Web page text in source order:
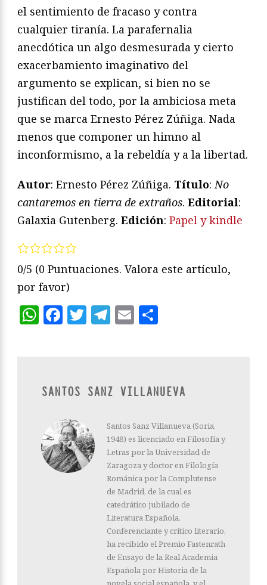
el sentimiento de fracaso y contra
cualquier tiranía. La parafernalia
anecdótica un algo desmesurada y cierto
exacerbamiento imaginativo del
argumento se explican, si bien no se
justifican del todo, por la ambiciosa meta
que se marca Ernesto Pérez Zúñiga. Nada
menos que componer un himno al
inconformismo, a la rebeldía y a la libertad.
Autor: Ernesto Pérez Zúñiga. Título:No
cantaremos en tierra de extraños. Editorial:
Galaxia Gutenberg. Edición: Papel y kindle
0/5 (0 Puntuaciones. Valora este artículo,
por favor)
WhatsApp
Facebook
Twitter
Telegram
Email
SANTOS SANZ VILLANUEVA
Santos Sanz Villanueva (Soria,
1948) es licenciado en Filosofía y
Letras por la Universidad de
Zaragoza y doctor en Filología
Románica por la Complutense
de Madrid, de la cual es
catedrático jubilado de
Literatura Españo­la.
Conferenciante y crítico literario,
ha recibido el Premio Fastenrath
de Ensayo de la Real Academia
Española por Historia de la